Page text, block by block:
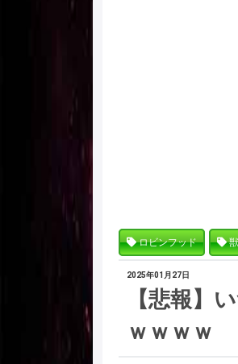
ロビンフッド
2025年01月27日
【悲報】
ｗｗｗｗ